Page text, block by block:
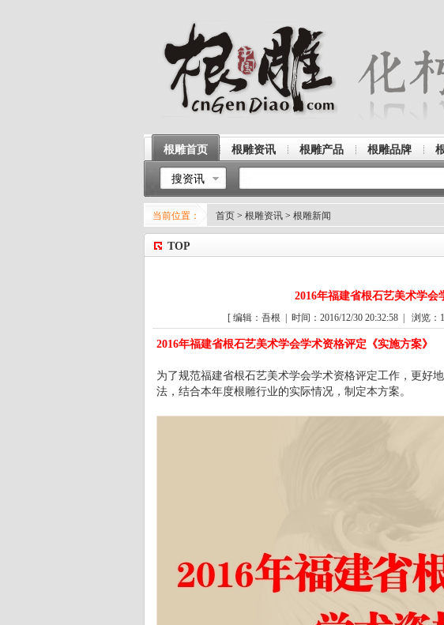
根雕首页 根雕资讯 根雕产品 根雕品牌
搜资讯
当前位置： 首页 > 根雕资讯 > 根雕新闻
TOP
2016年福建省根石艺美术学会
[ 编辑：吾根 | 时间：2016/12/30 20:32:58 | 浏览：
2016年福建省根石艺美术学会学术资格评定《实施方案》
为了规范福建省根石艺美术学会学术资格评定工作，更好
法，结合本年度根雕行业的实际情况，制定本方案。